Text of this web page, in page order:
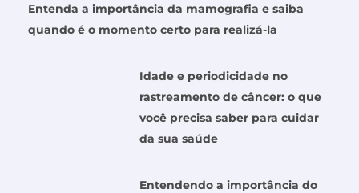
Entenda a importância da mamografia e saiba
quando é o momento certo para realizá-la
Idade e periodicidade no
rastreamento de câncer: o que
você precisa saber para cuidar
da sua saúde
Entendendo a importância do